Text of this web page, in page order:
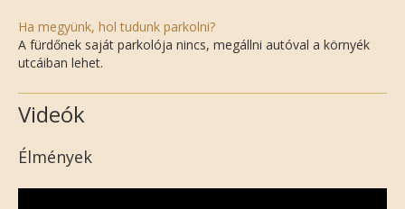
Ha megyünk, hol tudunk parkolni?
A fürdőnek saját parkolója nincs, megállni autóval a környék
utcáiban lehet.
Videók
Élmények